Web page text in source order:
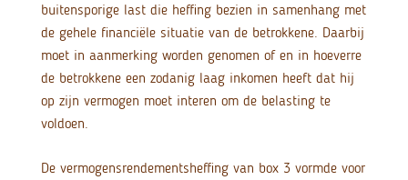
buitensporige last die heffing bezien in samenhang met
de gehele financiële situatie van de betrokkene. Daarbij
moet in aanmerking worden genomen of en in hoeverre
de betrokkene een zodanig laag inkomen heeft dat hij
op zijn vermogen moet interen om de belasting te
voldoen.
De vermogensrendementsheffing van box 3 vormde voor